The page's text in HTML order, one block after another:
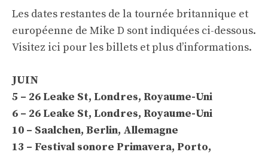
Les dates restantes de la tournée britannique et
européenne de Mike D sont indiquées ci-dessous.
Visitez ici pour les billets et plus d’informations.
JUIN
5 – 26 Leake St, Londres, Royaume-Uni
6 – 26 Leake St, Londres, Royaume-Uni
10 – Saalchen, Berlin, Allemagne
13 – Festival sonore Primavera, Porto,